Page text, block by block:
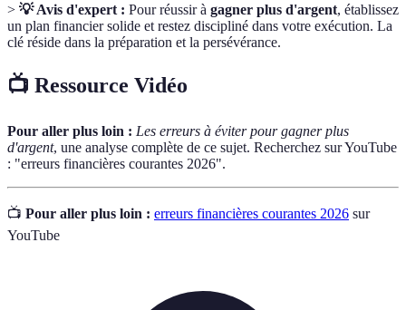
> 💡 Avis d'expert : Pour réussir à gagner plus d'argent, établissez
un plan financier solide et restez discipliné dans votre exécution. La
clé réside dans la préparation et la persévérance.
📺 Ressource Vidéo
Pour aller plus loin : Les erreurs à éviter pour gagner plus
d'argent, une analyse complète de ce sujet. Recherchez sur YouTube
: "erreurs financières courantes 2026".
📺 Pour aller plus loin : erreurs financières courantes 2026 sur
YouTube